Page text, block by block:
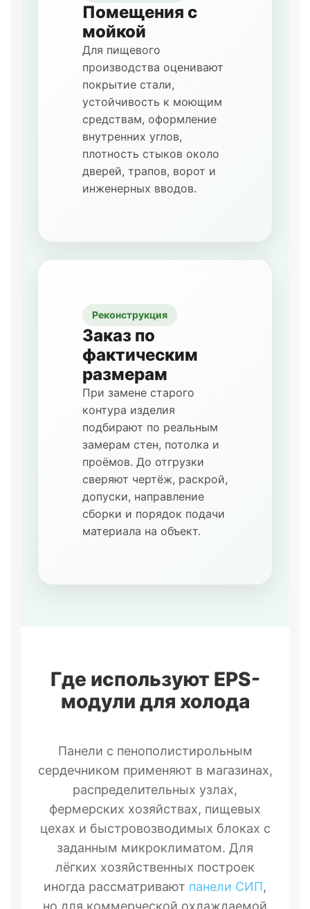
Помещения с
мойкой
Для пищевого
производства оценивают
покрытие стали,
устойчивость к моющим
средствам, оформление
внутренних углов,
плотность стыков около
дверей, трапов, ворот и
инженерных вводов.
Реконструкция
Заказ по
фактическим
размерам
При замене старого
контура изделия
подбирают по реальным
замерам стен, потолка и
проёмов. До отгрузки
сверяют чертёж, раскрой,
допуски, направление
сборки и порядок подачи
материала на объект.
Где используют EPS-
модули для холода
Панели с пенополистирольным
сердечником применяют в магазинах,
распределительных узлах,
фермерских хозяйствах, пищевых
цехах и быстровозводимых блоках с
заданным микроклиматом. Для
лёгких хозяйственных построек
иногда рассматривают панели СИП,
но для коммерческой охлаждаемой